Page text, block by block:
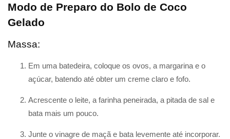
Modo de Preparo do Bolo de Coco
Gelado
Massa:
Em uma batedeira, coloque os ovos, a margarina e o
açúcar, batendo até obter um creme claro e fofo.
Acrescente o leite, a farinha peneirada, a pitada de sal e
bata mais um pouco.
Junte o vinagre de maçã e bata levemente até incorporar.